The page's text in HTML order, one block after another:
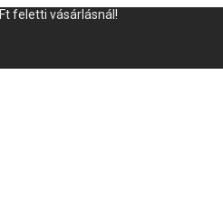
feletti vásárlásnál!